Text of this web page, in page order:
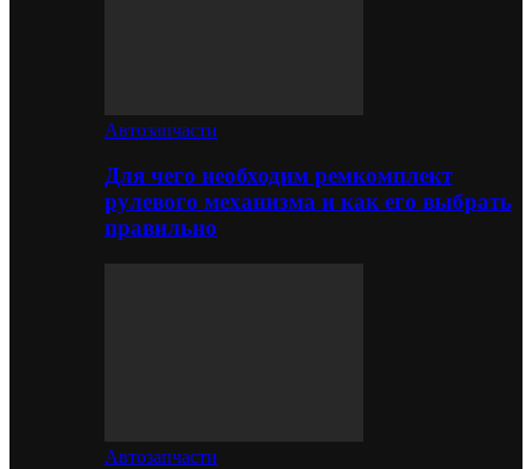
Автозапчасти
Для чего необходим ремкомплект
рулевого механизма и как его выбрать
правильно
Автозапчасти